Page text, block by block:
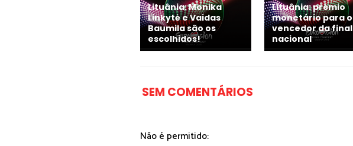
Lituânia: Monika
Linkytė e Vaidas
Baumila são os
escolhidos!
Lituânia: prémio
monetário para o
vencedor da final
nacional
SEM COMENTÁRIOS
Não é permitido: